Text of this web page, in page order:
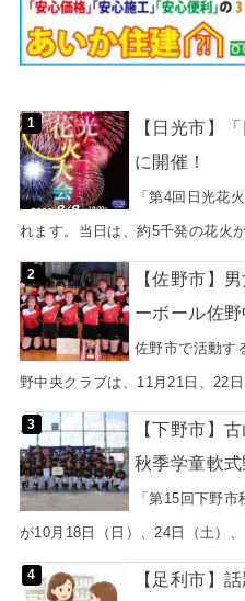
【日光市】
に開催！
「第4回日光花
れます。当日は、約5千発の花火
【佐野市】
ーボール佐野
佐野市で活動す
野中央クラブは、11月21日、22
【下野市】
秋季学童軟式
「第15回下野
が10月18日（日）、24日（土）
【足利市】